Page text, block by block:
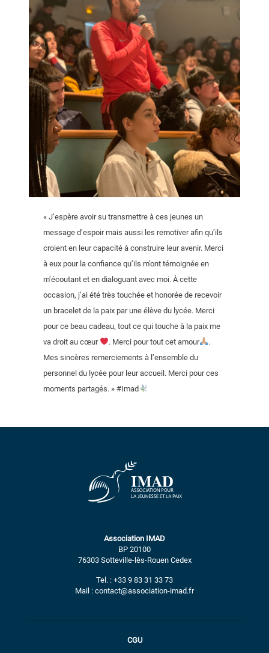
« J’espère avoir su transmettre à ces jeunes un
message d’espoir mais aussi les remotiver afin qu’ils
croient en leur capacité à construire leur avenir. Merci
à eux pour la confiance qu’ils m’ont témoignée en
m’écoutant et en dialoguant avec moi. À cette
occasion, j’ai été très touchée et honorée de recevoir
un bracelet de la paix par une élève du lycée. Merci
pour ce beau cadeau, tout ce qui touche à la paix me
va droit au cœur
. Merci pour tout cet amour
.
Mes sincères remerciements à l’ensemble du
personnel du lycée pour leur accueil. Merci pour ces
moments partagés. » #Imad
Association IMAD
BP 20100
76303 Sotteville-lès-Rouen Cedex
Tel. : +33 9 83 31 33 73
Mail : contact@association-imad.fr
CGU